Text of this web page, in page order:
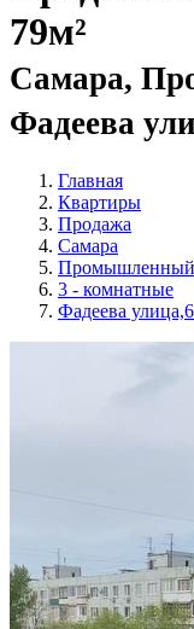
79м²
Самара,
Фадеева
Главная
Квартиры
Продажа
Самара
Промышленный
3 - комнатные
Фадеева